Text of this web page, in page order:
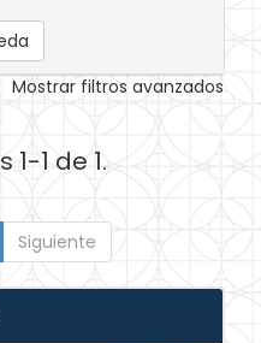
Mostrar filtros avanzados
1-1 de 1.
Siguiente